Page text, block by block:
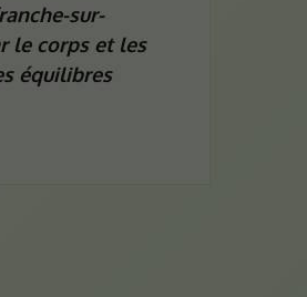
sur-
le corps et les
équilibres